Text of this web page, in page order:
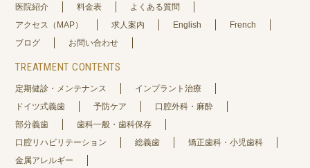
医院紹介
料金表
よくある質問
アクセス（MAP）
求人案内 English
French
ブログ
お問い合わせ
TREATMENT CONTENTS
定期健診・メンテナンス
インプラント治療
ドイツ式義歯
予防ケア
口腔外科・麻酔
部分義歯
歯科一般・歯科保存
口腔リハビリテーション
総義歯
矯正歯科・小児歯科
金属アレルギー